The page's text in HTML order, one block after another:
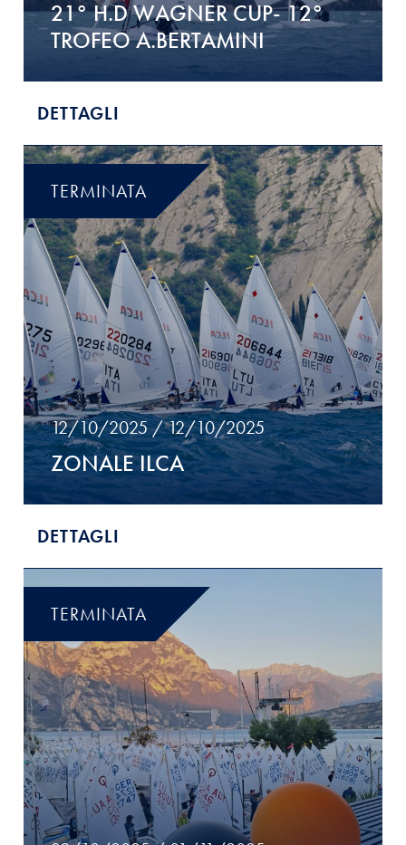
21° H.D WAGNER CUP- 12°
TROFEO A.BERTAMINI
DETTAGLI
TERMINATA
12/10/2025 / 12/10/2025
ZONALE ILCA
DETTAGLI
TERMINATA